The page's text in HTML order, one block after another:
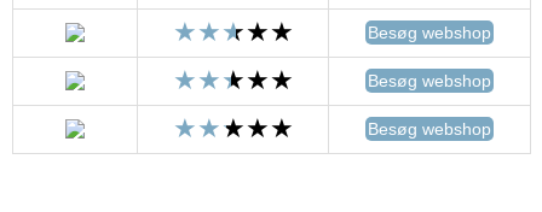
Besøg webshop
Besøg webshop
Besøg webshop